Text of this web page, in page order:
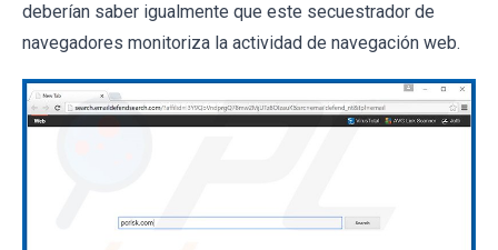
deberían saber igualmente que este secuestrador de
navegadores monitoriza la actividad de navegación web.